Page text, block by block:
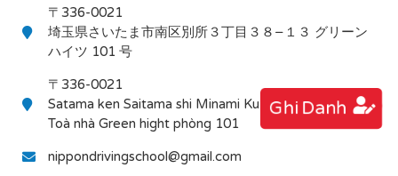
Ghi Danh
〒336-0021
埼玉県さいたま市南区別所３丁目３８−１３ グリーン
ハイツ 101 号
〒336-0021
Satama ken Saitama shi Minami Ku Bessho 3-38-13
Toà nhà Green hight phòng 101
nippondrivingschool@gmail.com